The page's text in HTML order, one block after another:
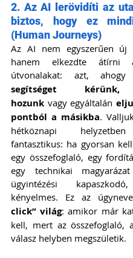
2. Az AI lerövidíti az
biztos, hogy ez
(Human Journeys)
Az AI nem egyszerűen új
hanem elkezdte átírni
útvonalakat: azt, ahogy
segítséget
hozunk vagy egyáltalán
pontból a másikba.
hétköznapi
fantasztikus: ha gyorsan
egy összefoglaló, egy
egy technikai
ügyintézési
kényelmes. Ez az
click” világ: amikor már
kell, mert az összefoglaló,
válasz helyben megszületik.